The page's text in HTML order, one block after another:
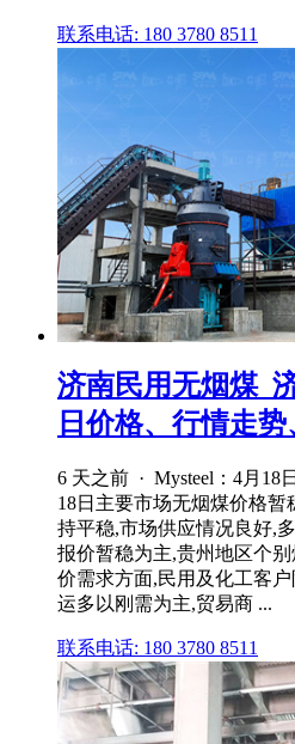
联系电话: 180 3780 8511
济南民用无烟煤_
日价格、行情走
6 天之前 · Mysteel：4月18
18日主要市场无烟煤价格
持平稳,市场供应情况良好,
报价暂稳为主,贵州地区个
价需求方面,民用及化工客
运多以刚需为主,贸易商 ...
联系电话: 180 3780 8511